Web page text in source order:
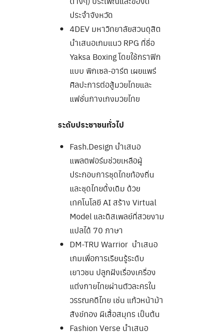
ประจำจังหวัด
4DEV มหาวิทยาลัยสวนดุสิต
นำเสนอเกมแนว RPG ที่ชื่อ
Yaksa Boxing โดยใช้กราฟิก
แบบ พิกเซล-อาร์ต เผยแพร่
ศิลปะการต่อสู้มวยไทยและ
แฟชั่นกางเกงมวยไทย
ระดับประชาชนทั่วไป
Fash.Design นำเสนอ
แพลตฟอร์มช่วยเหลือผู้
ประกอบการชุดไทยท้องถิ่น
และชุดไทยดั้งเดิม ด้วย
เทคโนโลยี AI สร้าง Virtual
Model และดิสเพลย์ที่สวยงาม
แปลได้ 70 ภาษา
DM-TRU Warrior นำเสนอ
เกมเพื่อการเรียนรู้ระดับ
เยาวชน ปลูกฝังเรื่องเครื่อง
แต่งกายไทยผ่านตัวละครใน
วรรณคดีไทย เช่น แก้วหน้าม้า
สังข์ทอง ผีเสื้อสมุทร เป็นต้น
Fashion Verse นำเสนอ